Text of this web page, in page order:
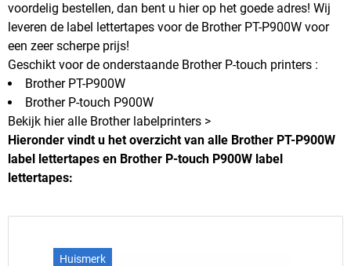
voordelig bestellen, dan bent u hier op het goede adres! Wij
leveren de label lettertapes voor de Brother PT-P900W voor
een zeer scherpe prijs!
Geschikt voor de onderstaande Brother P-touch printers :
Brother PT-P900W
Brother P-touch P900W
Bekijk hier alle Brother labelprinters >
Hieronder vindt u het overzicht van alle Brother PT-P900W
label lettertapes en Brother P-touch P900W label
lettertapes:
Huismerk